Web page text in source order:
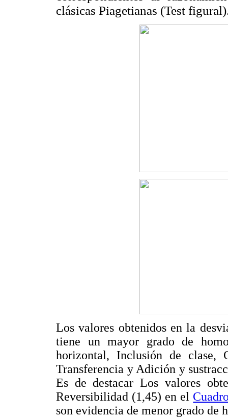
clásicas Piagetianas (Test
Los valores obtenidos en la
tiene un mayor grado de
horizontal, Inclusión de clase,
Transferencia y Adición y
Es de destacar Los valores
Reversibilidad (1,45) en el
son evidencia de menor grado de